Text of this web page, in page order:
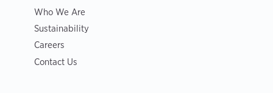
Who We Are
Sustainability
Careers
Contact Us